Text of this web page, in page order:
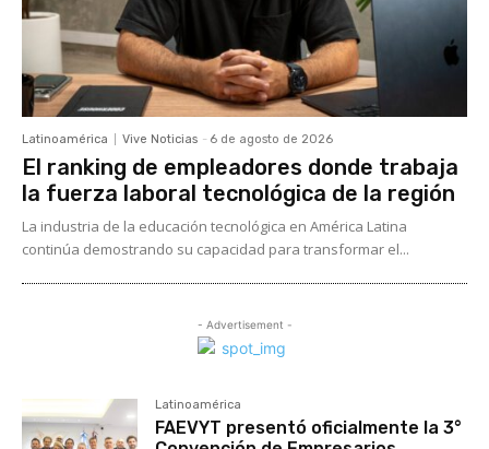
Latinoamérica Vive Noticias - 6 de agosto de 2026
El ranking de empleadores donde trabaja
la fuerza laboral tecnológica de la región
La industria de la educación tecnológica en América Latina
continúa demostrando su capacidad para transformar el...
- Advertisement -
Latinoamérica
FAEVYT presentó oficialmente la 3°